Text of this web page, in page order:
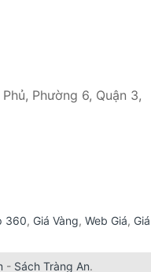
Phường 6, Quận 3,
360, Giá Vàng, Web Giá, Giá
- Sách Tràng An.